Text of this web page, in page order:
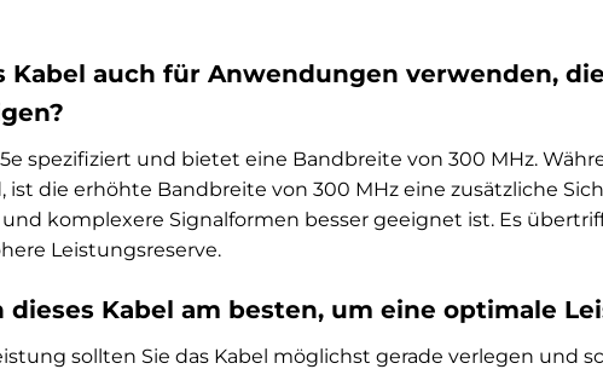
Kabel auch für Anwendungen verwenden,
5e spezifiziert und bietet eine Bandbreite von 300 MHz.
ist die erhöhte Bandbreite von 300 MHz eine zusätzliche
komplexere Signalformen besser geeignet ist. Es
Leistungsreserve.
dieses Kabel am besten, um eine optimale
sollten Sie das Kabel möglichst gerade verlegen und